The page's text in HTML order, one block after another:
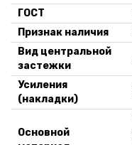
182-188,
68-70
317.19 руб.
*
ГОСТ
Признак наличия
Вид центральной
застежки
Усиления
(накладки)
Основной